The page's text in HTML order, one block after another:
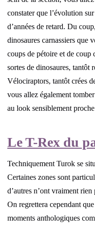
constater que l’évolution
d’années de retard. Du
dinosaures carnassiers que
coups de pétoire et de coup
sortes de dinosaures, tantôt
Vélociraptors, tantôt crées
vous allez également
au look sensiblement
Le T-Rex du
Techniquement Turok se
Certaines zones sont
d’autres n’ont vraiment
On regrettera cependant
moments anthologiques